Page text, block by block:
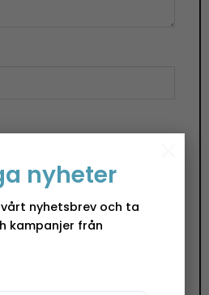
nyheter
nyhetsbrev och ta
kampanjer från
min e-postadress och
till nästa gång jag